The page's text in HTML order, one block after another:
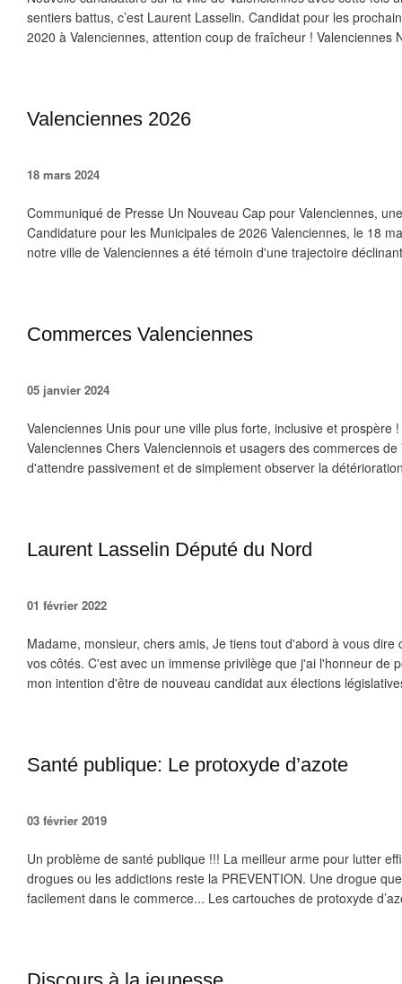
sentiers battus, c’est Laurent Lasselin. Candidat pour les
2020 à Valenciennes, attention coup de fraîcheur ! Valenciennes
Valenciennes 2026
18 mars 2024
Communiqué de Presse Un Nouveau Cap pour Valenciennes,
Candidature pour les Municipales de 2026 Valenciennes, le 18
notre ville de Valenciennes a été témoin d'une trajectoire
Commerces Valenciennes
05 janvier 2024
Valenciennes Unis pour une ville plus forte, inclusive et prospère
Valenciennes Chers Valenciennois et usagers des commerces
d'attendre passivement et de simplement observer la
Laurent Lasselin Député du Nord
01 février 2022
Madame, monsieur, chers amis, Je tiens tout d'abord à vous dire
vos côtés. C'est avec un immense privilège que j'ai l'honneur de
mon intention d'être de nouveau candidat aux élections
Santé publique: Le protoxyde d’azote
03 février 2019
Un problème de santé publique !!! La meilleur arme pour lutter
drogues ou les addictions reste la PREVENTION. Une drogue
facilement dans le commerce... Les cartouches de protoxyde